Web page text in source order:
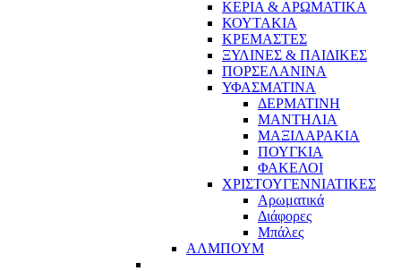
ΚΕΡΙΑ & ΑΡΩΜΑΤΙΚΑ
ΚΟΥΤΑΚΙΑ
ΚΡΕΜΑΣΤΕΣ
ΞΥΛΙΝΕΣ & ΠΑΙΔΙΚΕΣ
ΠΟΡΣΕΛΑΝΙΝΑ
ΥΦΑΣΜΑΤΙΝA
ΔΕΡΜΑΤΙΝΗ
ΜΑΝΤΗΛΙΑ
ΜΑΞΙΛΑΡΑΚΙΑ
ΠΟΥΓΚΙΑ
ΦΑΚΕΛΟΙ
ΧΡΙΣΤΟΥΓΕΝΝΙΑΤΙΚΕΣ
Αρωματικά
Διάφορες
Μπάλες
ΑΛΜΠΟΥΜ